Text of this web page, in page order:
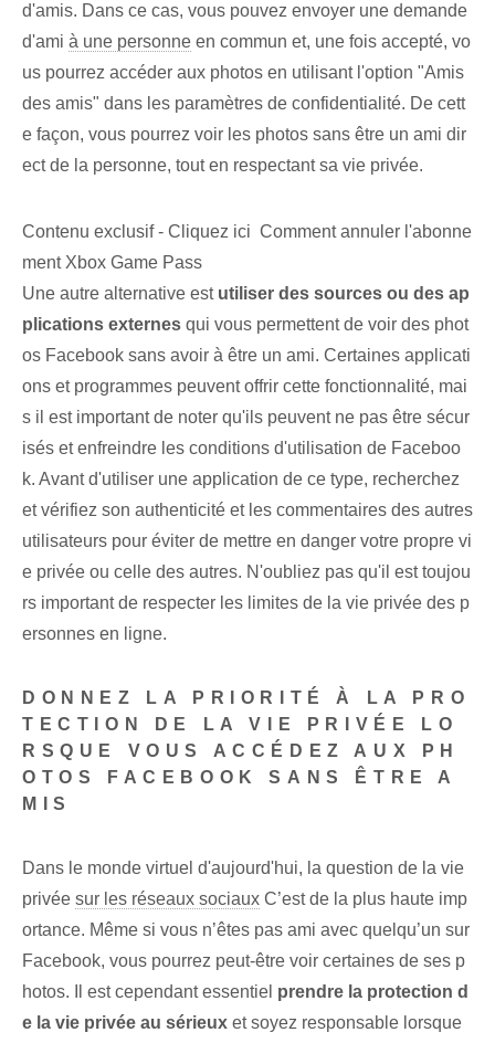
d'amis. Dans ce cas, vous pouvez envoyer une demande
d'ami à une personne en commun et, une fois accepté, vo
us pourrez accéder aux photos en utilisant l'option "Amis
des amis" dans les paramètres de confidentialité. De cett
e façon, vous pourrez voir les photos sans être un ami dir
ect de la personne, tout en respectant sa vie privée.
Contenu exclusif - Cliquez ici Comment annuler l'abonne
ment Xbox Game Pass
Une autre alternative‌ est utiliser des sources ou des ap
plications externes qui vous permettent de voir des phot
os Facebook sans avoir à être un ami. Certaines applicati
ons et programmes peuvent offrir cette fonctionnalité, mai
s il est important de noter qu'ils peuvent ne pas être sécur
isés et enfreindre les conditions d'utilisation de Faceboo
k. Avant d'utiliser une application de ce type, recherchez
et vérifiez son authenticité et les commentaires des autres
utilisateurs pour éviter de mettre en danger votre propre vi
e privée ou celle des autres. N'oubliez pas qu'il est toujou
rs important de respecter les limites de la vie privée des p
ersonnes en ligne.
DONNEZ LA PRIORITÉ À LA PRO
TECTION DE LA VIE PRIVÉE LO
RSQUE VOUS ACCÉDEZ AUX PH
OTOS FACEBOOK SANS ÊTRE A
MIS
Dans le monde virtuel d'aujourd'hui, la question de la vie
privée sur les réseaux sociaux C’est de la plus haute imp
ortance. Même si vous n’êtes pas ami avec quelqu’un sur
Facebook, vous pourrez peut-être voir certaines de ses p
hotos. Il est cependant essentiel prendre la protection d
e la vie privée au sérieux et soyez responsable lorsque